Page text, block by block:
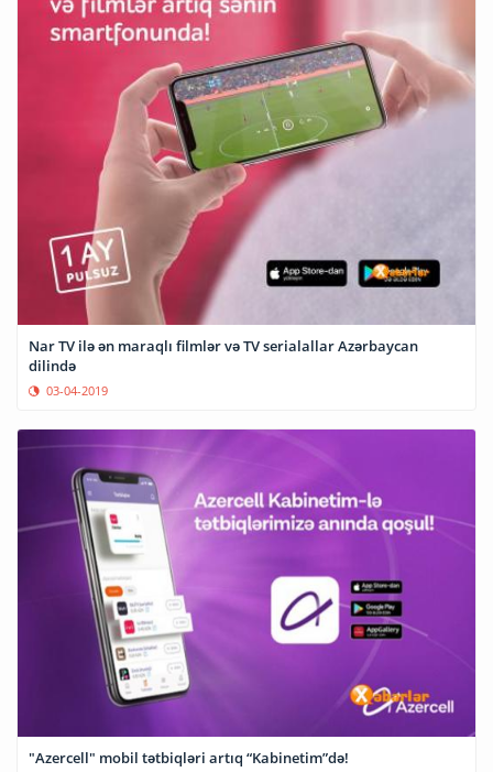
Nar TV ilə ən maraqlı filmlər və TV serialallar Azərbaycan
dilində
03-04-2019
"Azercell" mobil tətbiqləri artıq “Kabinetim”də!